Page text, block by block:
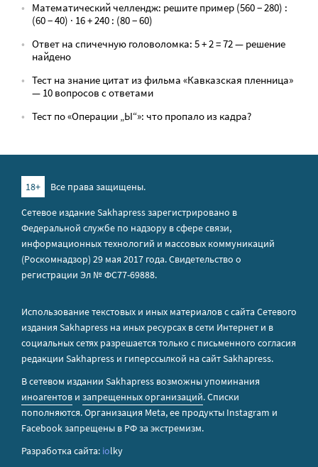
Математический челлендж: решите пример (560 − 280) :
(60 − 40) · 16 + 240 : (80 − 60)
Ответ на спичечную головоломка: 5 + 2 = 72 — решение
найдено
Тест на знание цитат из фильма «Кавказская пленница»
— 10 вопросов с ответами
Тест по «Операции „Ы“»: что пропало из кадра?
18+
Все права защищены.
Сетевое издание Sakhapress зарегистрировано в
Федеральной службе по надзору в сфере связи,
информационных технологий и массовых коммуникаций
(Роскомнадзор) 29 мая 2017 года. Свидетельство о
регистрации Эл № ФС77-69888.
Использование текстовых и иных материалов с сайта Сетевого
издания Sakhapress на иных ресурсах в сети Интернет и в
социальных сетях разрешается только с письменного согласия
редакции Sakhapress и гиперссылкой на сайт Sakhapress.
В сетевом издании Sakhapress возможны упоминания
иноагентов и запрещенных организаций. Списки
пополняются. Организация Metа, ее продукты Instagram и
Facebook запрещены в РФ за экстремизм.
Разработка сайта: iolky